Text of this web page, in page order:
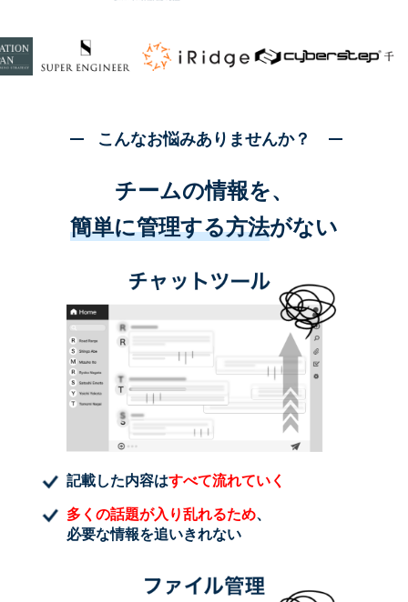
こんなお悩みありませんか？
チームの情報を、
簡単に管理する方法がない
記載した内容はすべて流れていく
多くの話題が入り乱れるため、
必要な情報を追いきれない